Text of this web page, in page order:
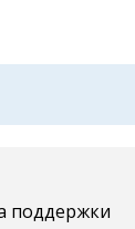
поддержки